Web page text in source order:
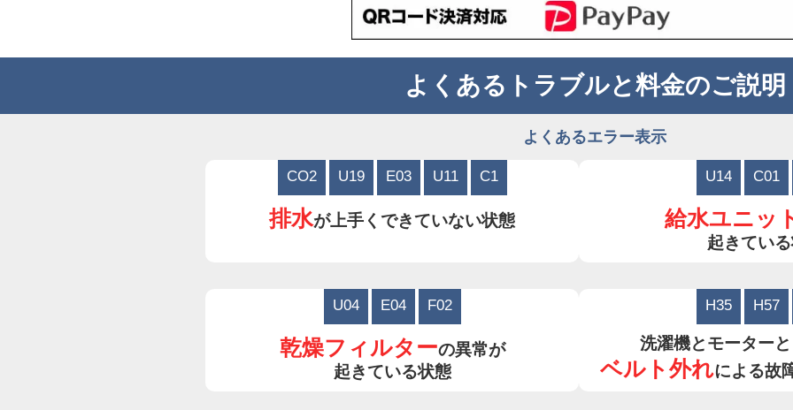
よくあるトラブルと料金のご説明
よくあるエラー表示
CO2 U19 E03 U11 C1
排水が上手くできていない状態
U14 C01
給水ユニッ
起きてい
U04 E04 F02
乾燥フィルターの異常が
起きている状態
H35 H57
洗濯機とモーター
ベルト外れによる故